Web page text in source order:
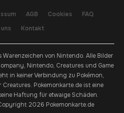
AGB Cookies
FAQ
Kontakt
Warenzeichen von Nintendo. Alle Bilder
Nintendo, Creatures und Game
in keiner Verbindung zu Pokémon,
Creatures. Pokemonkarte.de ist eine
Haftung für etwaige Schäden.
2026 Pokemonkarte.de